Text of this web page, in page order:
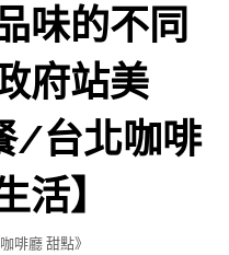
味的不同
府站美
/台北咖啡
活】
咖啡廳 甜點》